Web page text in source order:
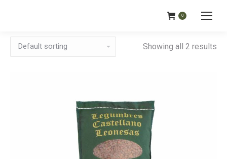
0
Showing all 2 results